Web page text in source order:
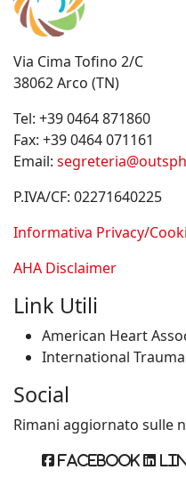
Via Cima Tofino 2/C
38062 Arco (TN)
Tel: +39 0464 871860
Fax: +39 0464 071161
Email:
P.IVA/CF: 02271640225
Informativa Privacy/
AHA Disclaimer
Link Utili
American Heart
International
Social
Rimani aggiornato sulle
Facebook